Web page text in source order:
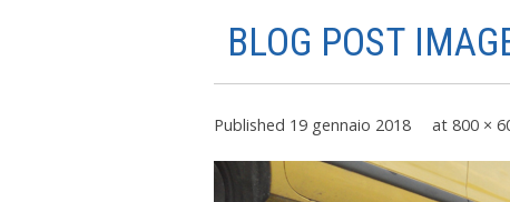
BLOG POST
Published 19 gennaio 2018 at 800 ×